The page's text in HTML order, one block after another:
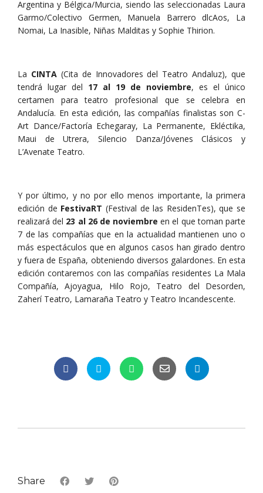
Argentina y Bélgica/Murcia, siendo las seleccionadas Laura
Garmo/Colectivo Germen, Manuela Barrero dlcAos, La
Nomai, La Inasible, Niñas Malditas y Sophie Thirion.
La CINTA(Cita de Innovadores del Teatro Andaluz), que
tendrá lugar del 17 al 19 de noviembre, es el único
certamen para teatro profesional que se celebra en
Andalucía. En esta edición, las compañías finalistas son C-
Art Dance/Factoría Echegaray, La Permanente, Ekléctika,
Maui de Utrera, Silencio Danza/Jóvenes Clásicos y
L’Avenate Teatro.
Y por último, y no por ello menos importante, la primera
edición de FestivaRT (Festival de las ResidenTes), que se
realizará del 23 al 26 de noviembreen el que toman parte
7 de las compañías que en la actualidad mantienen uno o
más espectáculos que en algunos casos han girado dentro
y fuera de España, obteniendo diversos galardones. En esta
edición contaremos con las compañías residentes La Mala
Compañía, Ajoyagua, Hilo Rojo, Teatro del Desorden,
Zaherí Teatro, Lamaraña Teatro y Teatro Incandescente.
Share